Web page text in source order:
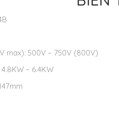
max): 500V – 750V (800V)
– 6.4KW